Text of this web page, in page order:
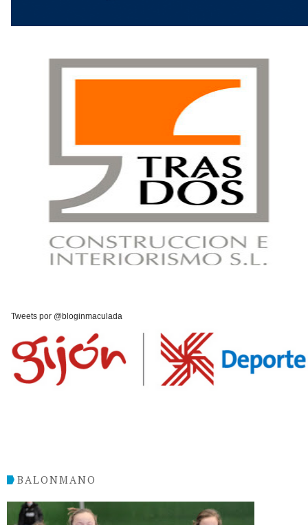
Tweets por @bloginmaculada
BALONMANO